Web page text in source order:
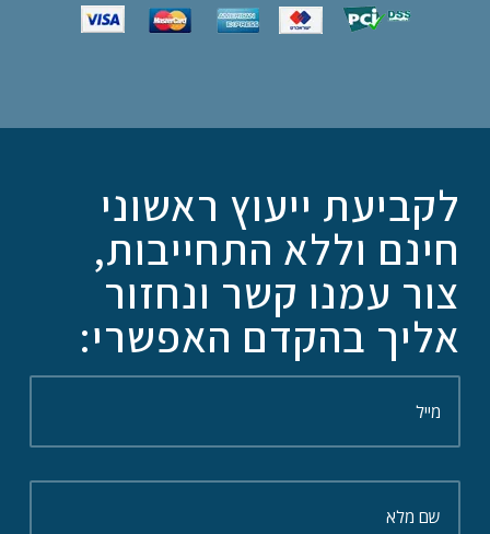
לקביעת ייעוץ ראשוני
חינם וללא התחייבות,
צור עמנו קשר ונחזור
אליך בהקדם האפשרי: